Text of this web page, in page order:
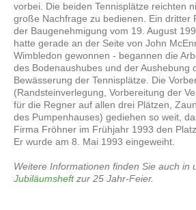
vorbei. Die beiden Tennisplätze reichten
große Nachfrage zu bedienen. Ein dritter
der Baugenehmigung vom 19. August
hatte gerade an der Seite von John
Wimbledon gewonnen - begannen die
des Bodenaushubes und der Aushebung
Bewässerung der Tennisplätze. Die
(Randsteinverlegung, Vorbereitung der
für die Regner auf allen drei Plätzen,
des Pumpenhauses) gediehen so weit,
Firma Fröhner im Frühjahr 1993 den
Er wurde am 8. Mai 1993 eingeweiht.
Weitere Informationen finden Sie auch in
Jubiläumsheftzur 25 Jahr-Feier.